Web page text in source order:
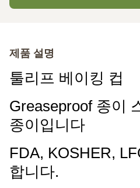
제품 설명
툴리프 베이킹 컵
Greaseproof 종이
종이입니다
FDA, KOSHER,
합니다.